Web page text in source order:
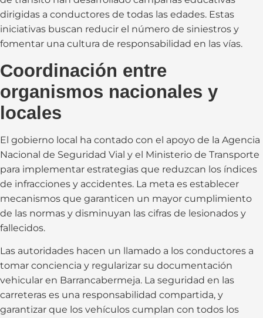
dirigidas a conductores de todas las edades. Estas
iniciativas buscan reducir el número de siniestros y
fomentar una cultura de responsabilidad en las vías.
Coordinación entre
organismos nacionales y
locales
El gobierno local ha contado con el apoyo de la Agencia
Nacional de Seguridad Vial y el Ministerio de Transporte
para implementar estrategias que reduzcan los índices
de infracciones y accidentes. La meta es establecer
mecanismos que garanticen un mayor cumplimiento
de las normas y disminuyan las cifras de lesionados y
fallecidos.
Las autoridades hacen un llamado a los conductores a
tomar conciencia y regularizar su documentación
vehicular en Barrancabermeja. La seguridad en las
carreteras es una responsabilidad compartida, y
garantizar que los vehículos cumplan con todos los